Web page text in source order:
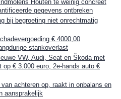
Houten te weinig concreet
gegevens ontbreken
bij begroeting niet onrechtmatig
€ 4000,00
stankoverlast
VW, Audi, Seat en Škoda met
op € 3.000 euro, 2e-hands auto €
achteren op, raakt in onbalans en
aansprakelijk